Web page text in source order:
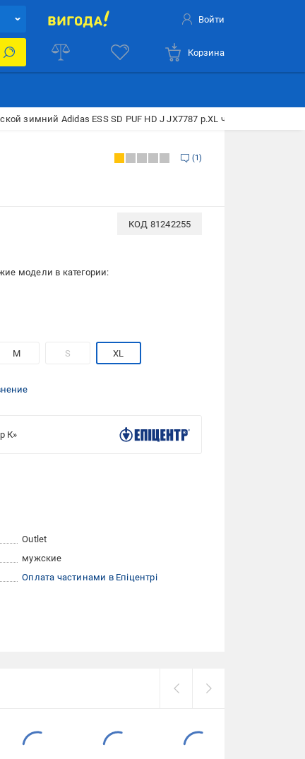
Войти
Корзина
зимний Adidas ESS SD PUF HD J JX7787 р.XL черный
1
КОД 81242255
модели в категории:
M S XL
К»
Outlet
мужские
Оплата частинами в Епіцентрі